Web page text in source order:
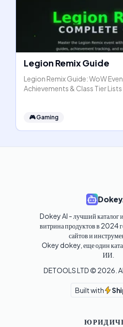
Legion Remix Guide
Legion Remix Guide: WoW
Achievements & Class Tier Lists
🎮Gaming
Dokey AI - лучший каталог
витрина продуктов в 2024
сайтов и
Okey dokey, еще один
ИИ.
DETOOLS LTD © 2026 .
Built with